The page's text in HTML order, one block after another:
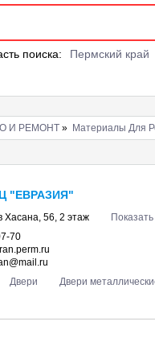
поиска: Пермский край
И РЕМОНТ » Материалы Для
"ЕВРАЗИЯ"
Хасана, 56, 2 этаж
70
Двери
Двери